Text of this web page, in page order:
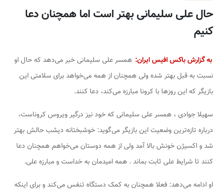
حال علی سلیمانی بهتر است اما همچنان دعا
کنیم
به گزارش باکس افیس ایران: همسر علی سلیمانی خبر می‌دهد که حال او
نسبت به قبل بهتر شده ولی همچنان از همه می‌خواهد برای سلامتی این
بازیگر که این روزها با کرونا مبارزه می‌کند، دعا کنند.
سهیلا جوادی ، همسر علی سلیمانی که خود نیز درگیر ویروس کروناست،
درباره تازه‌ترین وضعیت این بازیگر می‌گوید: خوشبختانه دیشب حالش بهتر
شد و اکسیژن خونش بالا آمد ولی از همه دوستان می‌خواهم همچنان دعا
کنند تا شرایط علی ثابت بماند . همه امیدمان به خداست و مبارزه علی.
او ادامه می‌دهد: فعلا همچنان به کمک دستگاه تنفس می‌کند و برای اینکه